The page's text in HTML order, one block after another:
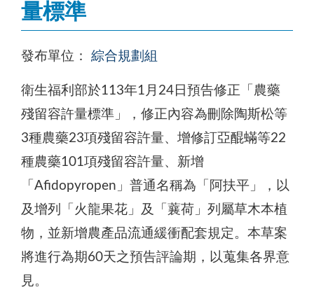
量標準
發布單位： 綜合規劃組
衛生福利部於113年1月24日預告修正「農藥
殘留容許量標準」，修正內容為刪除陶斯松等
3種農藥23項殘留容許量、增修訂亞醌蟎等22
種農藥101項殘留容許量、新增
「Afidopyropen」普通名稱為「阿扶平」，以
及增列「火龍果花」及「蘘荷」列屬草木本植
物，並新增農產品流通緩衝配套規定。本草案
將進行為期60天之預告評論期，以蒐集各界意
見。